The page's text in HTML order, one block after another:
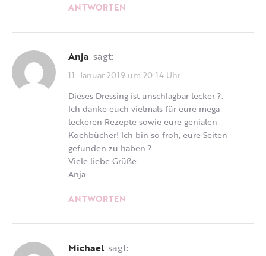
ANTWORTEN
Anja sagt:
11. Januar 2019 um 20:14 Uhr
Dieses Dressing ist unschlagbar lecker ?.
Ich danke euch vielmals für eure mega
leckeren Rezepte sowie eure genialen
Kochbücher! Ich bin so froh, eure Seiten
gefunden zu haben ?
Viele liebe Grüße
Anja
ANTWORTEN
Michael sagt: